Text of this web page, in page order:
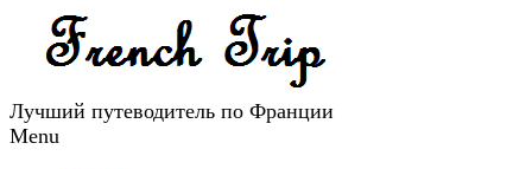
Лучший путеводитель по Франции
Menu